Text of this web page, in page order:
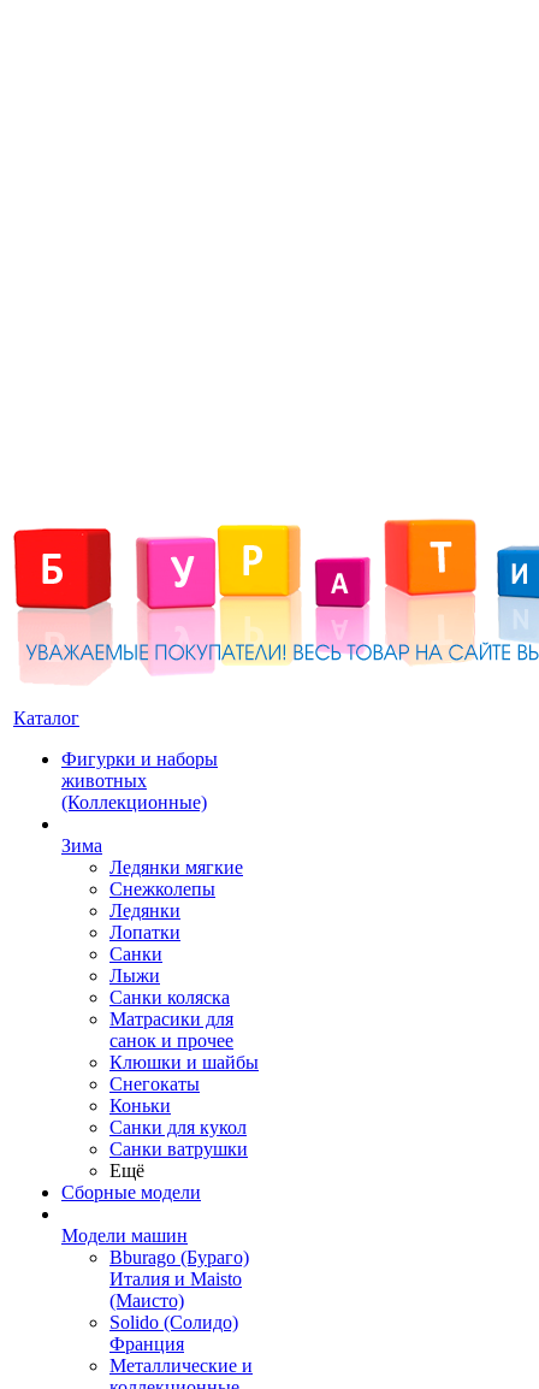
Каталог
Фигурки и наборы
животных
(Коллекционные)
Зима
Ледянки мягкие
Снежколепы
Ледянки
Лопатки
Санки
Лыжи
Санки коляска
Матрасики для
санок и прочее
Клюшки и шайбы
Снегокаты
Коньки
Санки для кукол
Санки ватрушки
Ещё
Сборные модели
Модели машин
Bburago (Бураго)
Италия и Maisto
(Маисто)
Solido (Солидо)
Франция
Металлические и